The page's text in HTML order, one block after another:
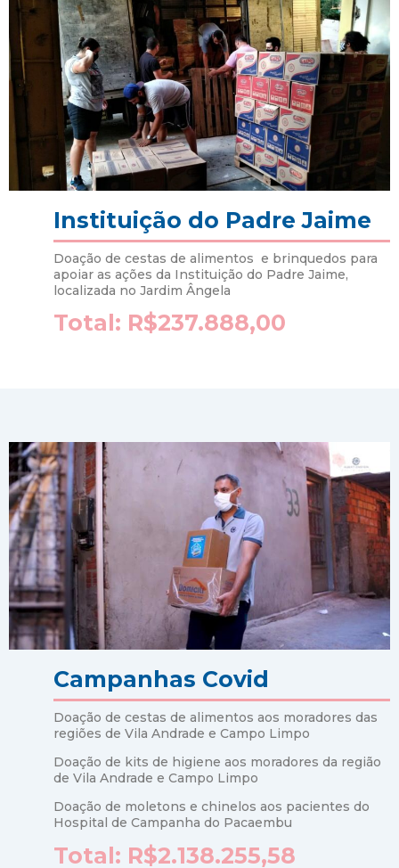
Instituição do Padre Jaime
Doação de cestas de alimentos e brinquedos para
apoiar as ações da Instituição do Padre Jaime,
localizada no Jardim Ângela
Total: R$237.888,00
Campanhas Covid
Doação de cestas de alimentos aos moradores das
regiões de Vila Andrade e Campo Limpo
Doação de kits de higiene aos moradores da região
de Vila Andrade e Campo Limpo
Doação de moletons e chinelos aos pacientes do
Hospital de Campanha do Pacaembu
Total: R$2.138.255,58